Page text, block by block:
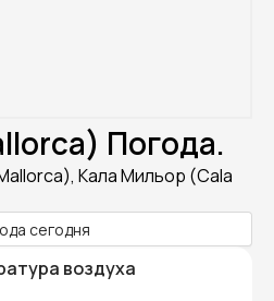
Погода.
Кала Мильор (Cala
сегодня
воздуха